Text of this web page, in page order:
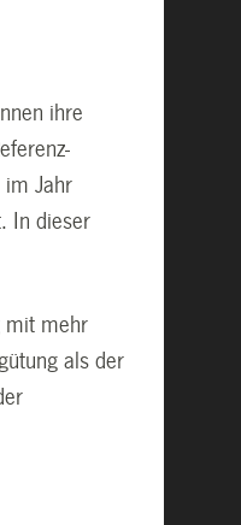
ihre
im Jahr
In dieser
mit mehr
als der